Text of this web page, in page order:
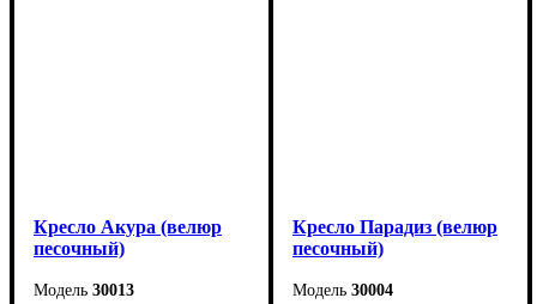
Кресло Акура (велюр
песочный)
30013
Кресло Парадиз (велюр
песочный)
30004